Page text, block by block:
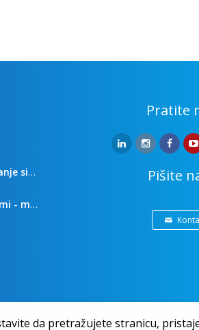
Pregled - Nacionalni program za suzbijanje sive ekonomije
I kvartalni izveštaj o regulatornoj reformi - maj 2023
Pratite
Pišite
da pretražujete stranicu,